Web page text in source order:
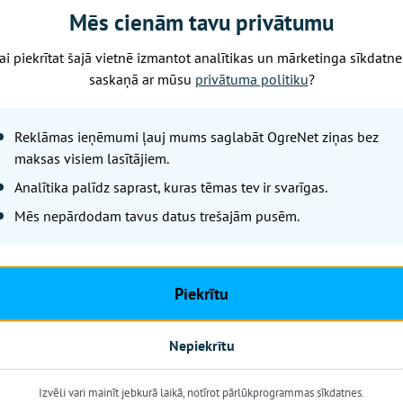
Piektdiena, 7. augusts, 2026 13:54
Grupa "bet
vērienīgu
Savu 35 gadu jubilejai veltīto
Maestro Raimonda Paula
vērienīgu koncertu Ikšķiles
Mēs cienām tavu privātumu
piekrītat šajā vietnē izmantot analītikas un mārketinga
saskaņā ar mūsu privātuma politiku?
Reklāmas ieņēmumi ļauj mums saglabāt OgreNet ziņas bez
maksas visiem lasītājiem.
Analītika palīdz saprast, kuras tēmas tev ir svarīgas.
Mēs nepārdodam tavus datus trešajām pusēm.
Piekrītu
Nepiekrītu
Izvēli vari mainīt jebkurā laikā, notīrot pārlūkprogrammas sīkdatnes.